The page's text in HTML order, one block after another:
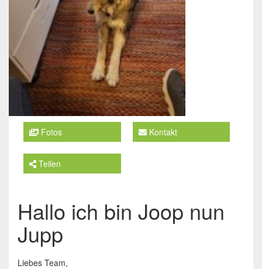
Fotos Kontakt
Teilen
Hallo ich bin Joop nun
Jupp
Liebes Team,